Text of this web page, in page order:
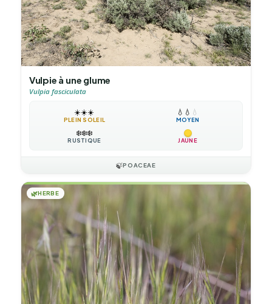
Vulpie à une glume
Vulpia fasciculata
☀️☀️☀️
PLEIN SOLEIL
💧 💧 💧
MOYEN
❄️❄️❄️
RUSTIQUE JAUNE
🍃POACEAE
🌿HERBE